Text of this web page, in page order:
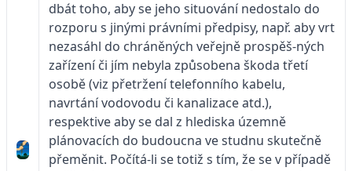
dbát toho, aby se jeho situování nedostalo do
rozporu s jinými právními předpisy, např. aby vrt
nezasáhl do chráněných veřejně prospěš-ných
zařízení či jím nebyla způsobena škoda třetí
osobě (viz přetržení telefonního kabelu,
navrtání vodovodu či kanalizace atd.),
respektive aby se dal z hlediska územně
plánovacích do budoucna ve studnu skutečně
přeměnit. Počítá-li se totiž s tím, že se v případě